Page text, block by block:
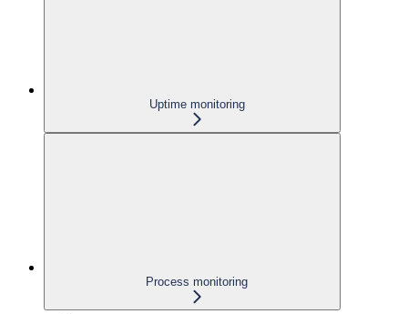
Uptime monitoring
Process monitoring